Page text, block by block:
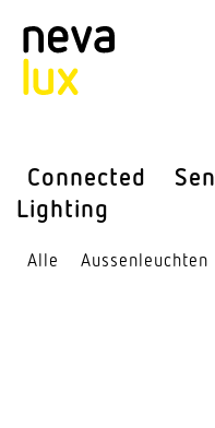
Connected
Lighting
Alle Aussen­leuchten